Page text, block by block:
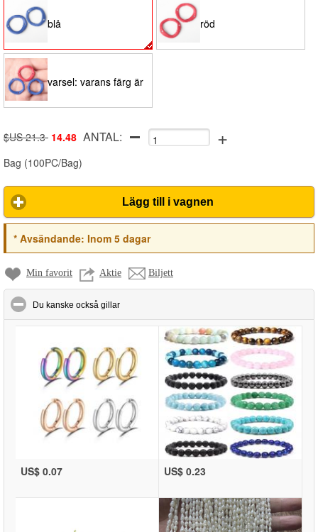
blå röd
varsel: varans färg är
slumpmässig
$US 21.3 14.48 ANTAL: +
Bag (100PC/Bag)
Lägg till i vagnen
*Avsändande: Inom 5 dagar
Min favorit Aktie Biljett
Du kanske också gillar
US$ 0.07 US$ 0.23